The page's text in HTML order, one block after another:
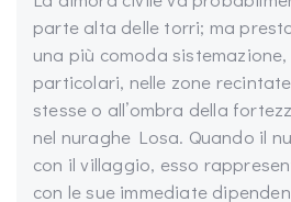
parte alta delle torri; ma
una più comoda
particolari, nelle zone
stesse o all’ombra della
nel nuraghe Losa. Quando il
con il villaggio, esso
con le sue immediate